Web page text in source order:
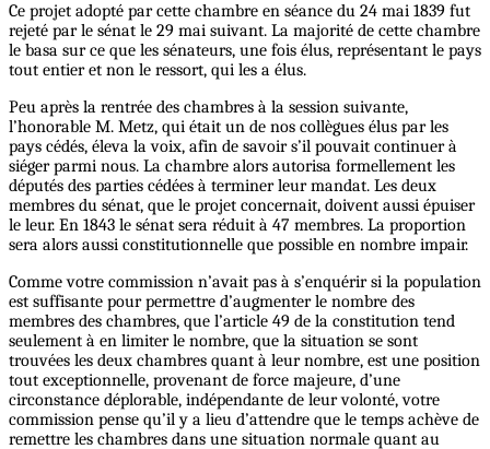
Ce projet adopté par cette chambre en séance du 24 mai 1839 fut
rejeté par le sénat le 29 mai suivant. La majorité de cette chambre
le basa sur ce que les sénateurs, une fois élus, représentant le pays
tout entier et non le ressort, qui les a élus.
Peu après la rentrée des chambres à la session suivante,
l’honorable M. Metz, qui était un de nos collègues élus par les
pays cédés, éleva la voix, afin de savoir s’il pouvait continuer à
siéger parmi nous. La chambre alors autorisa formellement les
députés des parties cédées à terminer leur mandat. Les deux
membres du sénat, que le projet concernait, doivent aussi épuiser
le leur. En 1843 le sénat sera réduit à 47 membres. La proportion
sera alors aussi constitutionnelle que possible en nombre impair.
Comme votre commission n’avait pas à s’enquérir si la population
est suffisante pour permettre d’augmenter le nombre des
membres des chambres, que l’article 49 de la constitution tend
seulement à en limiter le nombre, que la situation se sont
trouvées les deux chambres quant à leur nombre, est une position
tout exceptionnelle, provenant de force majeure, d’une
circonstance déplorable, indépendante de leur volonté, votre
commission pense qu’il y a lieu d’attendre que le temps achève de
remettre les chambres dans une situation normale quant au